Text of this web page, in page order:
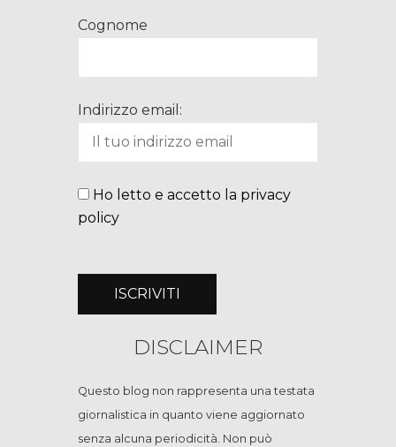
Cognome
Indirizzo email:
Ho letto e accetto la privacy
policy
DISCLAIMER
Questo blog non rappresenta una testata
giornalistica in quanto viene aggiornato
senza alcuna periodicità. Non può